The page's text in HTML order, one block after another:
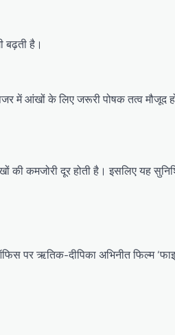
बढ़ती है।
में आंखों के लिए जरूरी पोषक तत्व मौजूद
कमजोरी दूर होती है। इसलिए यह
पर ऋतिक-दीपिका अभिनीत फिल्म